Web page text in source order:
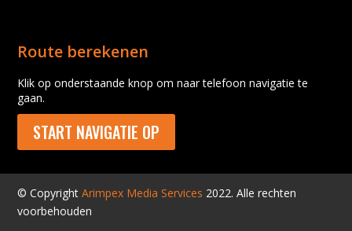
Route berekenen
Klik op onderstaande knop om naar telefoon navigatie te
gaan.
START NAVIGATIE OP
© CopyrightArimpex Media Services 2022. Alle rechten
voorbehouden